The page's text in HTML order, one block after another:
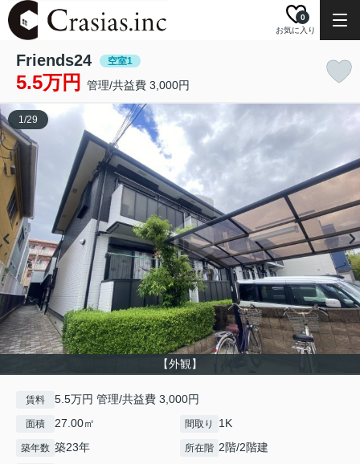
お気に入り
0
Friends24 空室1
5.5万円 管理/共益費 3,000円
【外観】
1/29
賃料 5.5万円 管理/共益費 3,000円
面積 27.00㎡ 間取り 1K
築年数 築23年 所在階 2階/2階建